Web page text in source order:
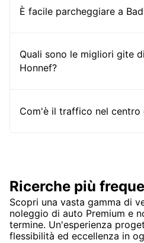
È facile parcheggiare a
Quali sono le migliori gite
Honnef?
Com'è il traffico nel centro
Ricerche più
Scopri una vasta gamma di
noleggio di auto Premium e
termine. Un'esperienza
flessibilità ed eccellenza in